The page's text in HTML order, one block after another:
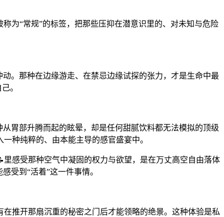
为“常规”的标签，把那些压抑在潜意识里的、对未知与危险
。那种在边缘游走、在禁忌边缘试探的张力，才是生命中最
。
胃部升腾而起的眩晕，却是任何甜腻饮料都无法模拟的顶级
种纯粹的、由本能主导的感官盛宴中。
感受那种空气中凝固的权力与欲望，是在万丈高空自由落体
受到“活着”这一件事情。
推开那扇沉重的秘密之门后才能领略的绝景。这种体验是私